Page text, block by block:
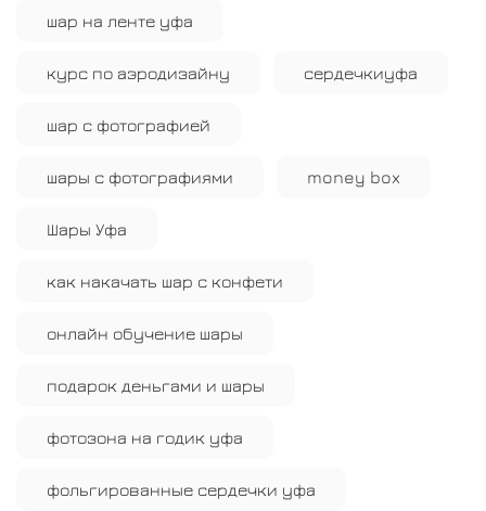
шар на ленте уфа
курс по аэродизайну сердечкиуфа
шар с фотографией
шары с фотографиями money box
Шары Уфа
как накачать шар с конфети
онлайн обучение шары
подарок деньгами и шары
фотозона на годик уфа
фольгированные сердечки уфа